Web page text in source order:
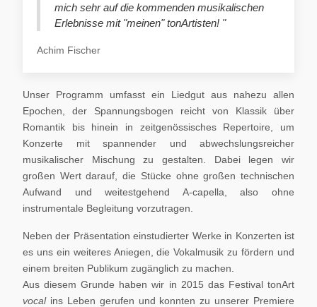
mich sehr auf die kommenden musikalischen
Erlebnisse mit "meinen" tonArtisten! "
Achim Fischer
Unser Programm umfasst ein Liedgut aus nahezu allen
Epochen, der Spannungsbogen reicht von Klassik über
Romantik bis hinein in zeitgenössisches Repertoire, um
Konzerte mit spannender und abwechslungsreicher
musikalischer Mischung zu gestalten. Dabei legen wir
großen Wert darauf, die Stücke ohne großen technischen
Aufwand und weitestgehend A-capella, also ohne
instrumentale Begleitung vorzutragen.
Neben der Präsentation einstudierter Werke in Konzerten ist
es uns ein weiteres Aniegen, die Vokalmusik zu fördern und
einem breiten Publikum zugänglich zu machen.
Aus diesem Grunde haben wir in 2015 das Festival tonArt
vocal ins Leben gerufen und konnten zu unserer Premiere